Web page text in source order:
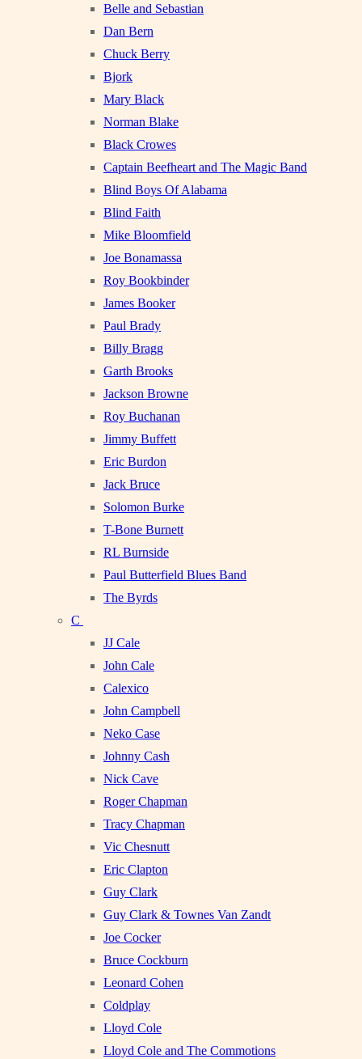
Belle and Sebastian
Dan Bern
Chuck Berry
Bjork
Mary Black
Norman Blake
Black Crowes
Captain Beefheart and The Magic Band
Blind Boys Of Alabama
Blind Faith
Mike Bloomfield
Joe Bonamassa
Roy Bookbinder
James Booker
Paul Brady
Billy Bragg
Garth Brooks
Jackson Browne
Roy Buchanan
Jimmy Buffett
Eric Burdon
Jack Bruce
Solomon Burke
T-Bone Burnett
RL Burnside
Paul Butterfield Blues Band
The Byrds
C
JJ Cale
John Cale
Calexico
John Campbell
Neko Case
Johnny Cash
Nick Cave
Roger Chapman
Tracy Chapman
Vic Chesnutt
Eric Clapton
Guy Clark
Guy Clark & Townes Van Zandt
Joe Cocker
Bruce Cockburn
Leonard Cohen
Coldplay
Lloyd Cole
Lloyd Cole and The Commotions